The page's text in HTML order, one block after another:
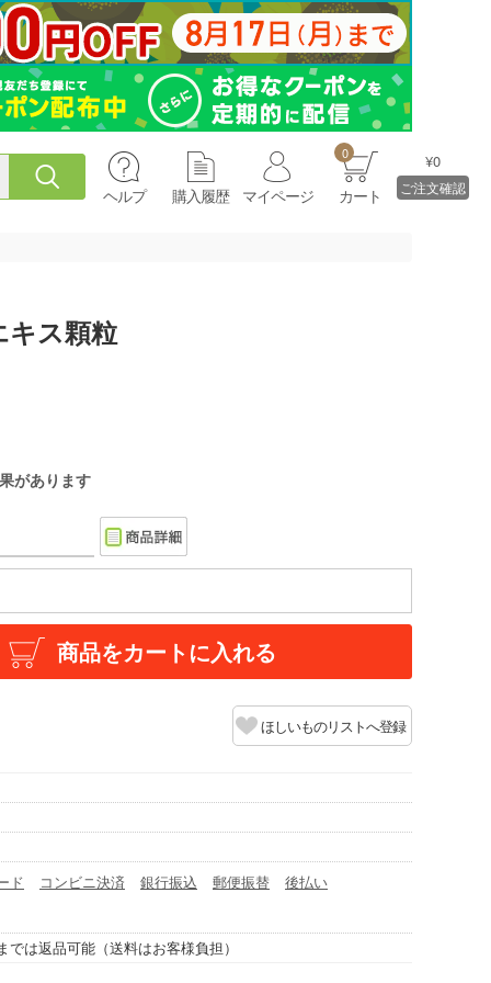
ヘルプ 購入履歴 マイページ
0
カート
¥0
ご注文確認
キス顆粒
があります
商品をカートに入れる
ほしいものリストへ登録
ド コンビニ決済 銀行振込 郵便振替
後払い
では返品可能（送料はお客様負担）